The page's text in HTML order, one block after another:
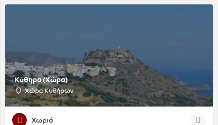
Κύθηρα (Χώρα)
Χώρα Κυθήρων
Χωριά